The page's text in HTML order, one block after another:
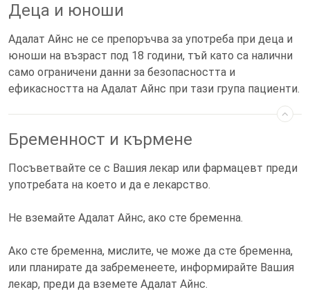
Деца и юноши
Адалат Айнс не се препоръчва за употреба при деца и
юноши на възраст под 18 години, тъй като са налични
само ограничени данни за безопасността и
ефикасността на Адалат Айнс при тази група пациенти.
Бременност и кърмене
Посъветвайте се с Вашия лекар или фармацевт преди
употребата на което и да е лекарство.
Не вземайте Адалат Айнс, ако сте бременна.
Ако сте бременна, мислите, че може да сте бременна,
или планирате да забременеете, информирайте Вашия
лекар, преди да вземете Адалат Айнс.